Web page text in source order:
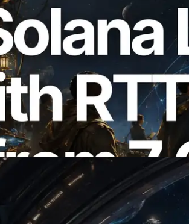
la Leader Slot API de
de ping desde 7
— También se lanza la
API